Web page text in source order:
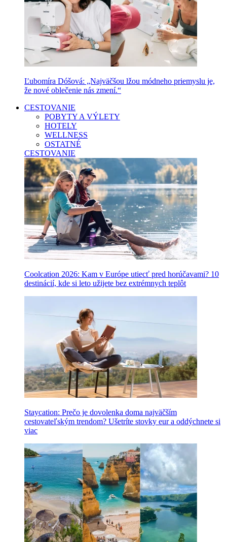
Ľubomíra Dóšová: „Najväčšou lžou módneho priemyslu je,
že nové oblečenie nás zmení.“
CESTOVANIE
POBYTY A VÝLETY
HOTELY
WELLNESS
OSTATNÉ
CESTOVANIE
Coolcation 2026: Kam v Európe utiecť pred horúčavami? 10
destinácií, kde si leto užijete bez extrémnych teplôt
Staycation: Prečo je dovolenka doma najväčším
cestovateľským trendom? Ušetríte stovky eur a oddýchnete si
viac